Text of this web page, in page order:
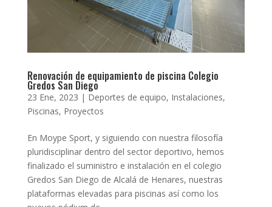
Renovación de equipamiento de piscina Colegio
Gredos San Diego
23 Ene, 2023 | Deportes de equipo, Instalaciones,
Piscinas, Proyectos
En Moype Sport, y siguiendo con nuestra filosofía
pluridisciplinar dentro del sector deportivo, hemos
finalizado el suministro e instalación en el colegio
Gredos San Diego de Alcalá de Henares, nuestras
plataformas elevadas para piscinas así como los